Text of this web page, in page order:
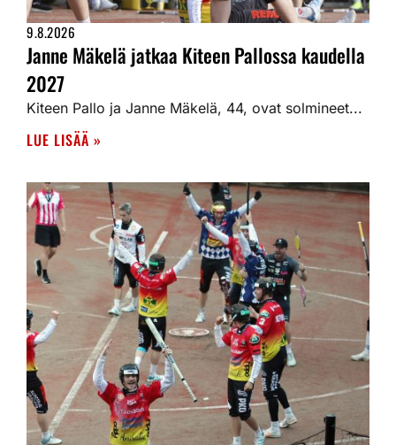
9.8.2026
Janne Mäkelä jatkaa Kiteen Pallossa kaudella
2027
Kiteen Pallo ja Janne Mäkelä, 44, ovat solmineet...
LUE LISÄÄ »